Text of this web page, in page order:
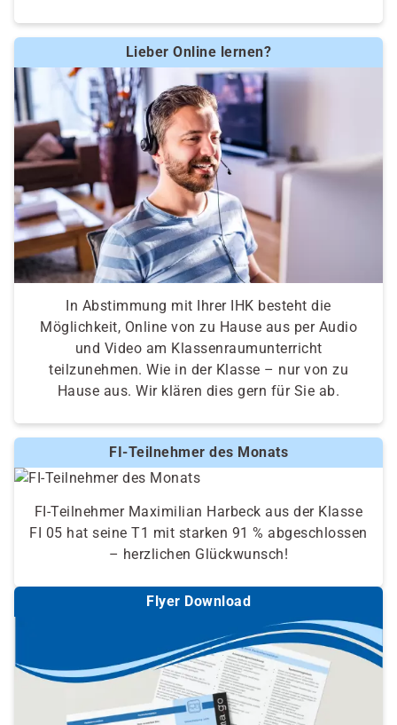
Lieber Online lernen?
In Abstimmung mit Ihrer IHK besteht die
Möglichkeit, Online von zu Hause aus per Audio
und Video am Klassenraumunterricht
teilzunehmen. Wie in der Klasse – nur von zu
Hause aus. Wir klären dies gern für Sie ab.
FI-Teilnehmer des Monats
FI-Teilnehmer Maximilian Harbeck aus der Klasse
FI 05 hat seine T1 mit starken 91 % abgeschlossen
– herzlichen Glückwunsch!
Flyer Download